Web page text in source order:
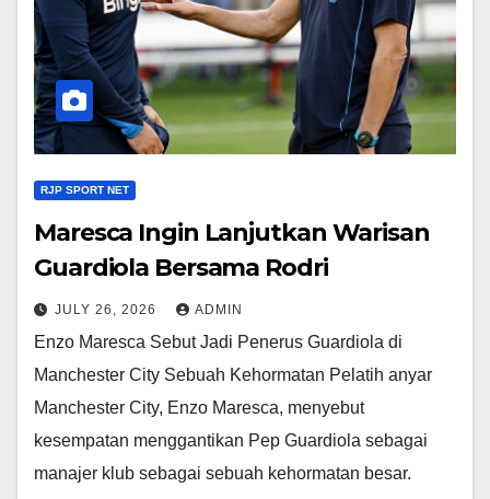
RJP SPORT NET
Maresca Ingin Lanjutkan Warisan
Guardiola Bersama Rodri
JULY 26, 2026 ADMIN
Enzo Maresca Sebut Jadi Penerus Guardiola di
Manchester City Sebuah Kehormatan Pelatih anyar
Manchester City, Enzo Maresca, menyebut
kesempatan menggantikan Pep Guardiola sebagai
manajer klub sebagai sebuah kehormatan besar.